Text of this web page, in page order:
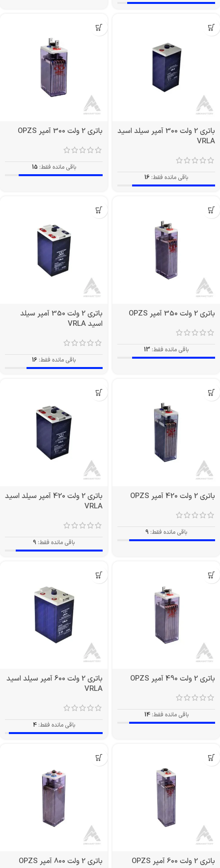
باتری 2 ولت 300 آمپر سیلد اسید
VRLA
باقی مانده فقط: 16
باتری 2 ولت 300 آمپر OPZS
باقی مانده فقط: 15
باتری 2 ولت 350 آمپر OPZS
باقی مانده فقط: 13
باتری 2 ولت 350 آمپر سیلد
اسید VRLA
باقی مانده فقط: 16
باتری 2 ولت 420 آمپر OPZS
باقی مانده فقط: 9
باتری 2 ولت 420 آمپر سیلد اسید
VRLA
باقی مانده فقط: 9
باتری 2 ولت 490 آمپر OPZS
باقی مانده فقط: 14
باتری 2 ولت 600 آمپر سیلد اسید
VRLA
باقی مانده فقط: 4
باتری 2 ولت 600 آمپر OPZS باتری 2 ولت 800 آمپر OPZS